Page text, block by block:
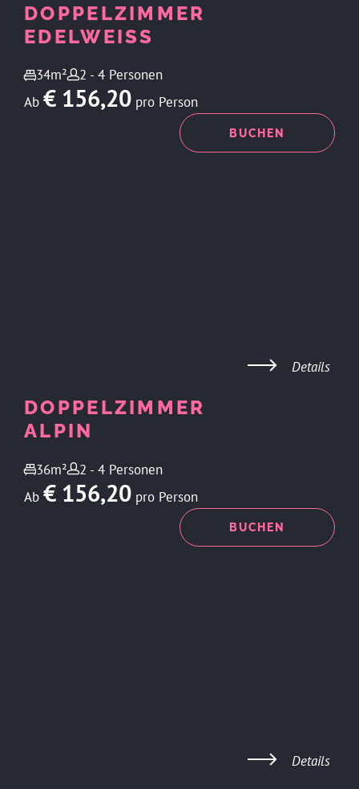
DOPPELZIMMER
EDELWEISS
34m²
2 - 4 Personen
Ab € 156,20 pro Person
BUCHEN
DOPPELZIMMER
ALPIN
36m²
2 - 4 Personen
Ab € 156,20 pro Person
BUCHEN
Details
Details